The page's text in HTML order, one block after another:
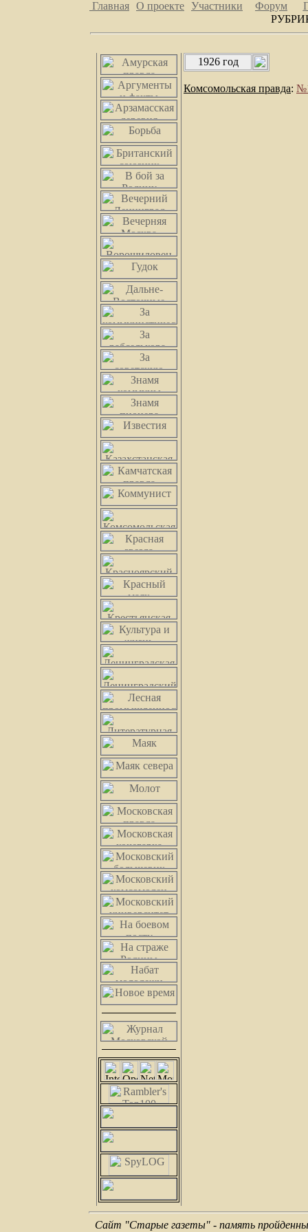
Главная О проекте Участники Форум
1926 год
Комсомольская правда:
Сайт "Старые газеты" - память